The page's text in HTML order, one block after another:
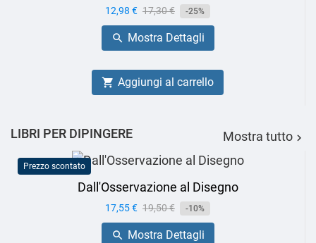
Prezzo
12,98 € Prezzo
base
17,30 € -25%
 Mostra Dettagli
 Aggiungi al carrello
LIBRI PER DIPINGERE Mostra tutto 
Prezzo scontato
Dall'Osservazione al Disegno
Prezzo
17,55 € Prezzo
base
19,50 € -10%
 Mostra Dettagli